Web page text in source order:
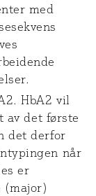
med
HbA2 vil
av det første
det derfor
når
er
(major)